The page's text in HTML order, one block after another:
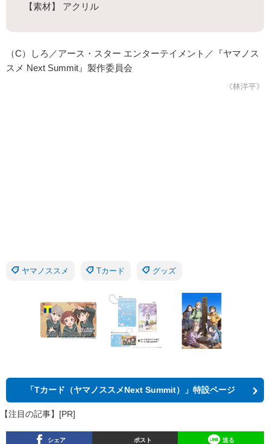
【素材】 アクリル
（C）しろ／アース・スター エンターテイメント／『ヤマノス
スメ Next Summit』製作委員会
《林洋平》
ヤマノススメ Tカード グッズ
「Tカード（ヤマノススメNext Summit）」特設ページ
【注目の記事】[PR]
シェア ポスト 送る